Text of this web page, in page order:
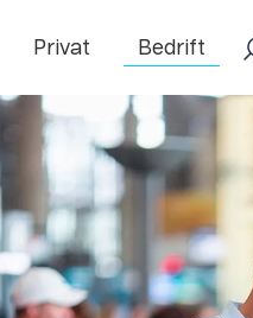
Privat Bedrift